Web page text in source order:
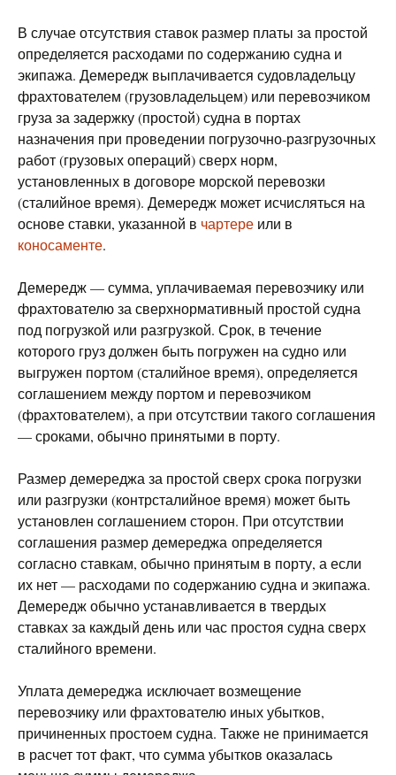
В случае отсутствия ставок размер платы за простой
определяется расходами по содержанию судна и
экипажа. Демередж выплачивается судовладельцу
фрахтователем (грузовладельцем) или перевозчиком
груза за задержку (простой) судна в портах
назначения при проведении погрузочно-разгрузочных
работ (грузовых операций) сверх норм,
установленных в договоре морской перевозки
(сталийное время). Демередж может исчисляться на
основе ставки, указанной в чартере или в
коносаменте.
Демередж — сумма, уплачиваемая перевозчику или
фрахтователю за сверхнормативный простой судна
под погрузкой или разгрузкой. Срок, в течение
которого груз должен быть погружен на судно или
выгружен портом (сталийное время), определяется
соглашением между портом и перевозчиком
(фрахтователем), а при отсутствии такого соглашения
— сроками, обычно принятыми в порту.
Размер демереджа за простой сверх срока погрузки
или разгрузки (контрсталийное время) может быть
установлен соглашением сторон. При отсутствии
соглашения размер демереджа определяется
согласно ставкам, обычно принятым в порту, а если
их нет — расходами по содержанию судна и экипажа.
Демередж обычно устанавливается в твердых
ставках за каждый день или час простоя судна сверх
сталийного времени.
Уплата демереджа исключает возмещение
перевозчику или фрахтователю иных убытков,
причиненных простоем судна. Также не принимается
в расчет тот факт, что сумма убытков оказалась